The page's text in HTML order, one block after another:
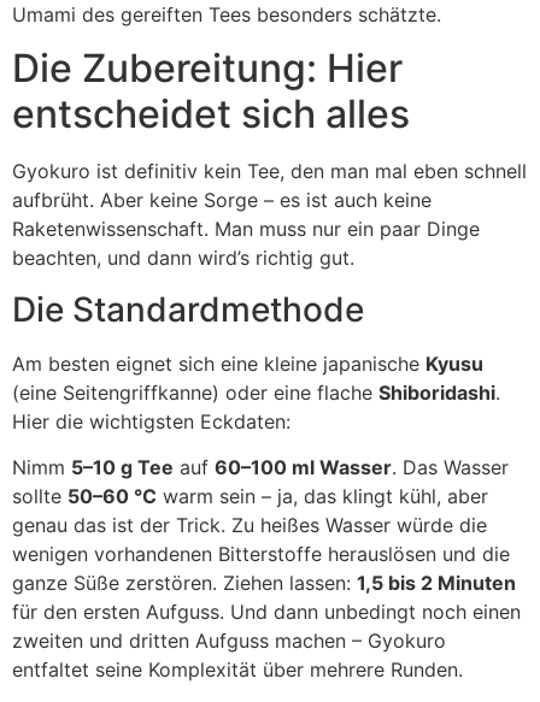
Umami des gereiften Tees besonders schätzte.
Die Zubereitung: Hier
entscheidet sich alles
Gyokuro ist definitiv kein Tee, den man mal eben schnell
aufbrüht. Aber keine Sorge – es ist auch keine
Raketenwissenschaft. Man muss nur ein paar Dinge
beachten, und dann wird’s richtig gut.
Die Standardmethode
Am besten eignet sich eine kleine japanische Kyusu
(eine Seitengriffkanne) oder eine flache Shiboridashi.
Hier die wichtigsten Eckdaten:
Nimm 5–10 g Tee auf 60–100 ml Wasser. Das Wasser
sollte 50–60 °C warm sein – ja, das klingt kühl, aber
genau das ist der Trick. Zu heißes Wasser würde die
wenigen vorhandenen Bitterstoffe herauslösen und die
ganze Süße zerstören. Ziehen lassen: 1,5 bis 2 Minuten
für den ersten Aufguss. Und dann unbedingt noch einen
zweiten und dritten Aufguss machen – Gyokuro
entfaltet seine Komplexität über mehrere Runden.